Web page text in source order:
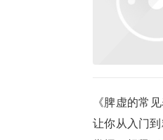
《脾虚的常
让你从入门